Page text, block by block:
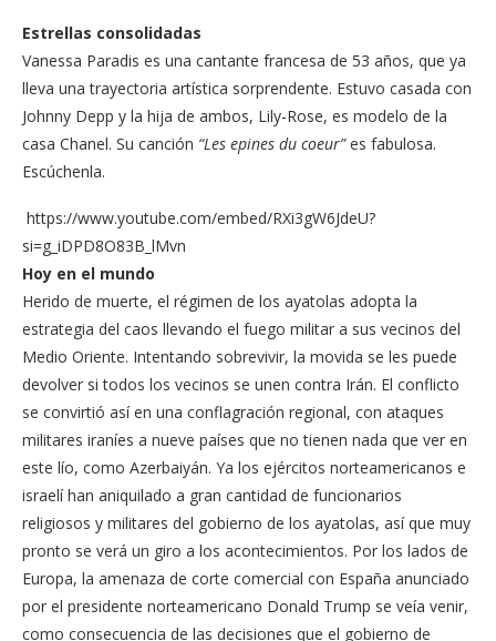
Estrellas consolidadas
Vanessa Paradis es una cantante francesa de 53 años, que ya
lleva una trayectoria artística sorprendente. Estuvo casada con
Johnny Depp y la hija de ambos, Lily-Rose, es modelo de la
casa Chanel. Su canción “Les epines du coeur”es fabulosa.
Escúchenla.
https://www.youtube.com/embed/RXi3gW6JdeU?
si=g_iDPD8O83B_lMvn
Hoy en el mundo
Herido de muerte, el régimen de los ayatolas adopta la
estrategia del caos llevando el fuego militar a sus vecinos del
Medio Oriente. Intentando sobrevivir, la movida se les puede
devolver si todos los vecinos se unen contra Irán. El conflicto
se convirtió así en una conflagración regional, con ataques
militares iraníes a nueve países que no tienen nada que ver en
este lío, como Azerbaiyán. Ya los ejércitos norteamericanos e
israelí han aniquilado a gran cantidad de funcionarios
religiosos y militares del gobierno de los ayatolas, así que muy
pronto se verá un giro a los acontecimientos. Por los lados de
Europa, la amenaza de corte comercial con España anunciado
por el presidente norteamericano Donald Trump se veía venir,
como consecuencia de las decisiones que el gobierno de